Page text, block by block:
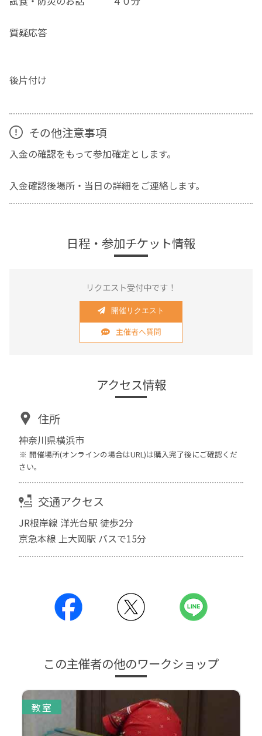
質疑応答
後片付け
その他注意事項
入金の確認をもって参加確定とします。
入金確認後場所・当日の詳細をご連絡します。
日程・参加チケット情報
リクエスト受付中です！
開催リクエスト
主催者へ質問
アクセス情報
住所
神奈川県横浜市
開催場所(オンラインの場合はURL)は購入完了後にご確認くだ
さい。
交通アクセス
JR根岸線 洋光台駅 徒歩2分
京急本線 上大岡駅 バスで15分
この主催者の他のワークショップ
教室